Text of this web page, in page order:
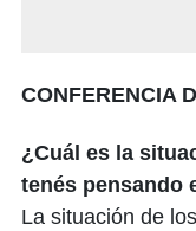
CONFERENCIA
¿Cuál es la
tenés pensando
La situación de